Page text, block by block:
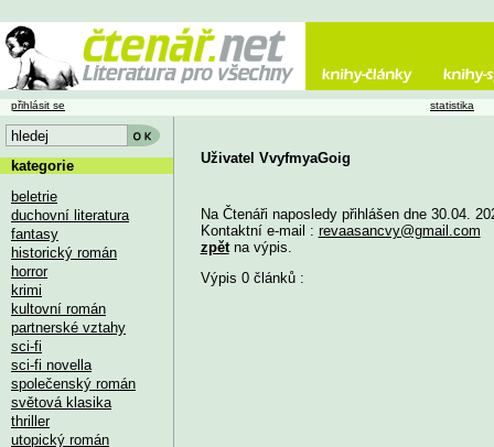
Uživatel VvyfmyaGoig
Na Čtenáři naposledy přihlášen dne 30.04.
Kontaktní e-mail : revaasancvy@gmail.com
zpětna výpis.
Výpis 0 článků :
přihlásit se statistika
kategorie
beletrie
duchovní literatura
fantasy
historický román
horror
krimi
kultovní román
partnerské vztahy
sci-fi
sci-fi novella
společenský román
světová klasika
thriller
utopický román